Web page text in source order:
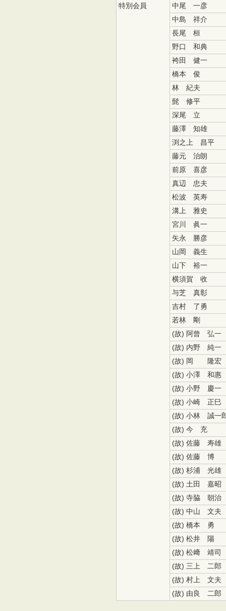
特別会員
中尾 一彦
中島 祥介
長尾 桓
野口 和典
袴田 健一
橋本 俊
林 紀夫
髭 修平
深尾 立
藤澤 知雄
渕之上 昌平
藤元 治朗
前原 喜彦
真辺 忠夫
松波 英寿
溝上 雅史
宮川 眞一
矢永 勝彦
山岡 義生
山下 裕一
横須賀 收
与芝 真彰
吉村 了勇
若林 剛
(故) 阿曾 弘一
(故) 内野 純一
(故) 岡 隆宏
(故) 小澤 和惠
(故) 小野 慶一
(故) 小崎 正巳
(故) 小林 誠一
(故) 今 充
(故) 佐藤 寿雄
(故) 佐藤 博
(故) 杉浦 光雄
(故) 土田 嘉昭
(故) 寺脇 朝治
(故) 中山 文夫
(故) 橋本 勇
(故) 松井 陽
(故) 松﨑 靖司
(故) 三上 二郎
(故) 村上 文夫
(故) 由良 二郎